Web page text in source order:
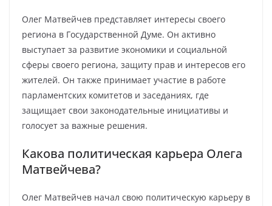
Олег Матвейчев представляет интересы своего
региона в Государственной Думе. Он активно
выступает за развитие экономики и социальной
сферы своего региона, защиту прав и интересов его
жителей. Он также принимает участие в работе
парламентских комитетов и заседаниях, где
защищает свои законодательные инициативы и
голосует за важные решения.
Какова политическая карьера Олега
Матвейчева?
Олег Матвейчев начал свою политическую карьеру в